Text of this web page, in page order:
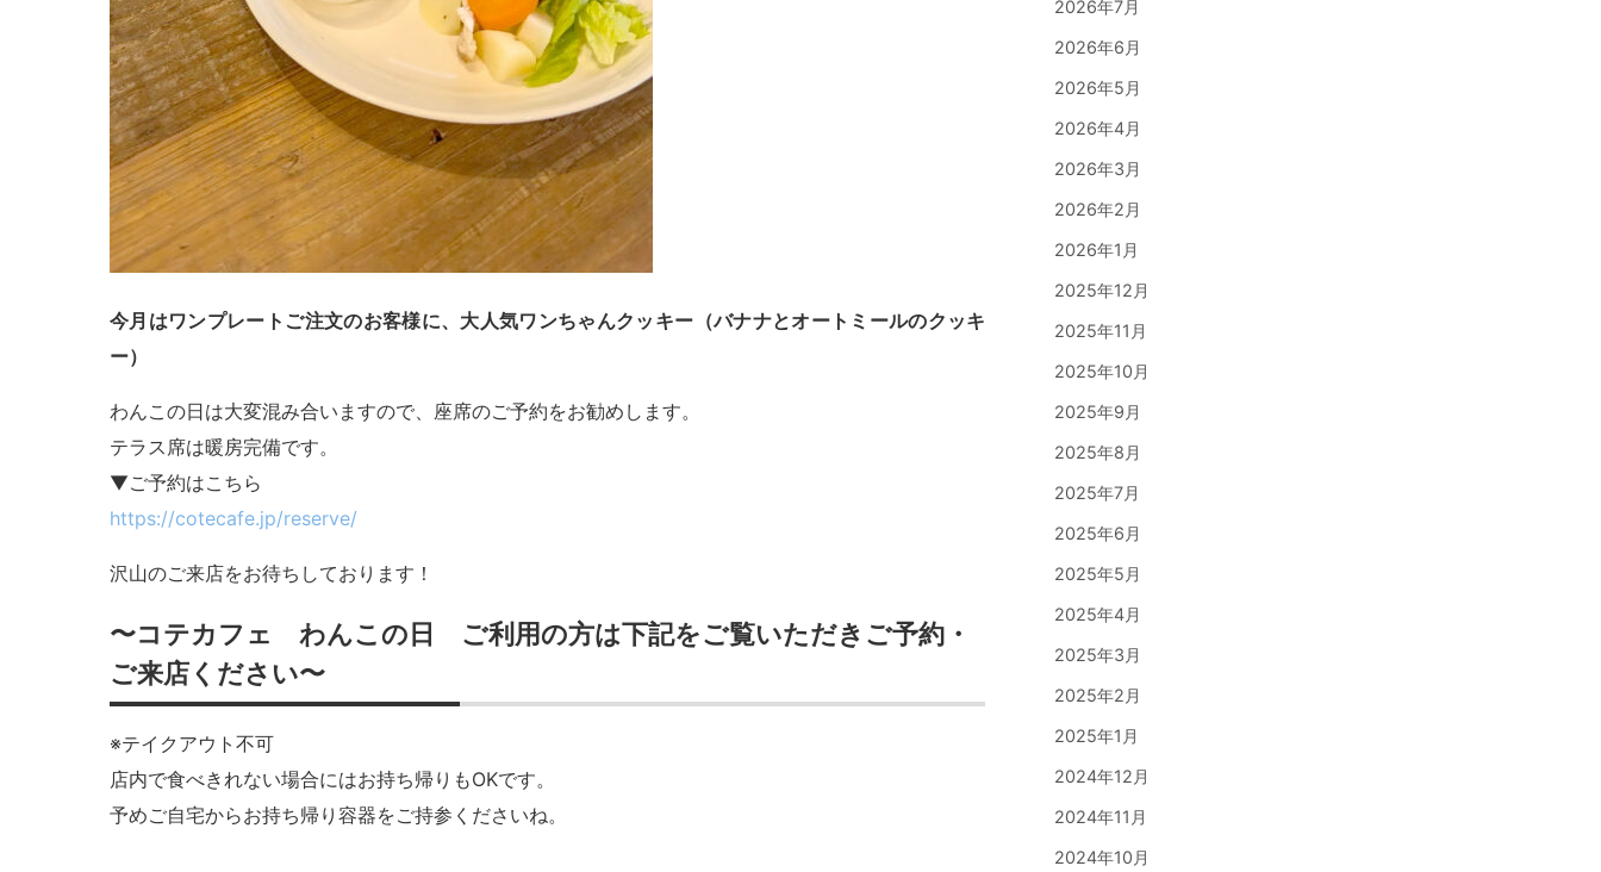
今月はワンプレートご注文のお客様に、大人気ワンちゃんクッキー（バナナとオートミールのクッキ
ー）
わんこの日は大変混み合いますので、座席のご予約をお勧めします。
テラス席は暖房完備です。
▼ご予約はこちら
https://cotecafe.jp/reserve/
沢山のご来店をお待ちしております！
〜コテカフェ わんこの日 ご利用の方は下記をご覧いただきご予約・
ご来店ください〜
※テイクアウト不可
店内で食べきれない場合にはお持ち帰りもOKです。
予めご自宅からお持ち帰り容器をご持参くださいね。
2026年7月
2026年6月
2026年5月
2026年4月
2026年3月
2026年2月
2026年1月
2025年12月
2025年11月
2025年10月
2025年9月
2025年8月
2025年7月
2025年6月
2025年5月
2025年4月
2025年3月
2025年2月
2025年1月
2024年12月
2024年11月
2024年10月